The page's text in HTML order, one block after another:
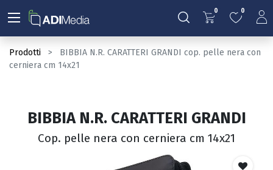
0 0
Prodotti
BIBBIA N.R. CARATTERI GRANDI cop. pelle nera con
cerniera cm 14x21
BIBBIA N.R. CARATTERI GRANDI
Cop. pelle nera con cerniera cm 14x21